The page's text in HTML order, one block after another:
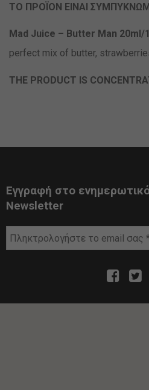
TO ΠΡΟΪΟΝ ΕΙΝΑΙ
Mad Juice – Butter Man
perfect mix of butter,
THE PRODUCT IS
Εγγραφή στο
Newsletter